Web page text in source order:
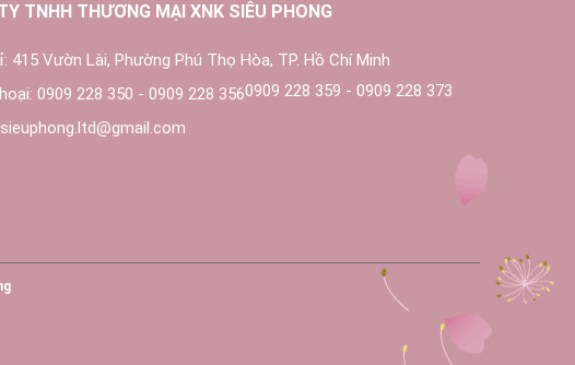
TNHH THƯƠNG MẠI XNK SIÊU PHONG
415 Vườn Lài, Phường Phú Thọ Hòa, TP. Hồ Chí Minh
0909 228 350 - 0909 228 3560909 228 359 - 0909 228 373
sieuphong.ltd@gmail.com